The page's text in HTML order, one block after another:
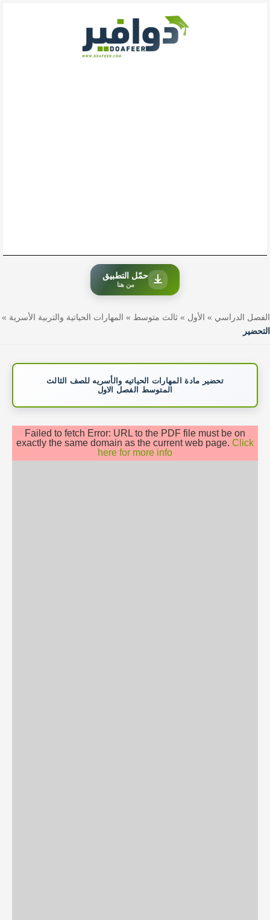
حمّل التطبيق
من هنا
الفصل الدراسي » الأول » ثالث متوسط » المهارات الحياتية والتربية الأسرية »
التحضير
تحضير مادة المهارات الحياتيه والأسريه للصف الثالث
المتوسط الفصل الاول
Failed to fetch Error: URL to the PDF file must be on
exactly the same domain as the current web page. Click
here for more info